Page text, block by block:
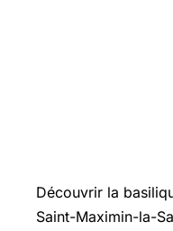
Découvrir la
Saint-Maximin-la-